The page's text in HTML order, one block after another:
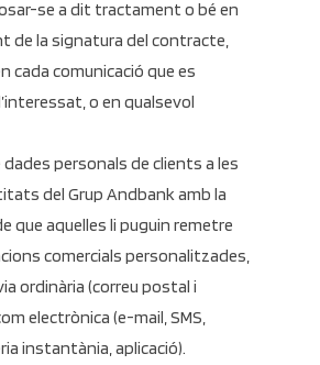
se a dit tractament o bé en
de la signatura del contracte,
cada comunicació que es
o en qualsevol
dades personals de clients a les
del Grup Andbank amb la
que aquelles li puguin remetre
comercials personalitzades,
ordinària (correu postal i
electrònica (e-mail, SMS,
instantània, aplicació).